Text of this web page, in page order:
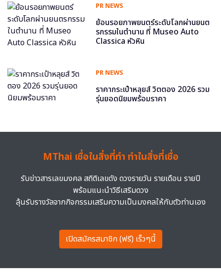
PR NEWS
ย้อนรอยภาพยนตร์ระดับโลกผ่านยนต
รกรรมในตำนาน ที่ Museo Auto
Classica หัวหิน
PR NEWS
ราคากระเป๋าหลุยส์ วิตตอง 2026 รวม
รุ่นยอดนิยมพร้อมราคา
MThai เชื่อในสิ่งที่ทำ ทำในสิ่งที่เชื่อ
รับข่าวสารเลขมงคล สถิติเลขดัง ดวงรายวัน รายเดือน รายปี
พร้อมแนะนำวิธีเสริมดวง
ลุ้นรับรางวัลจากกิจกรรมเสริมความเป็นมงคลให้กับตัวท่านเอง
เปิดสมัครสมาชิก (ฟรี) เร็วๆนี้